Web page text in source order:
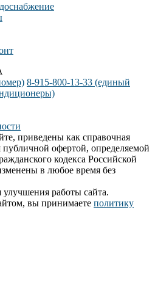
8-915-800-13-33 (единый
приведены как справочная
офертой, определяемой
кодекса Российской
в любое время без
работы сайта.
вы принимаете политику